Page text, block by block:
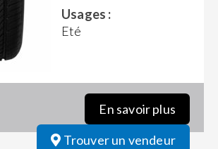
Usages :
Eté
En savoir plus
Trouver un vendeur